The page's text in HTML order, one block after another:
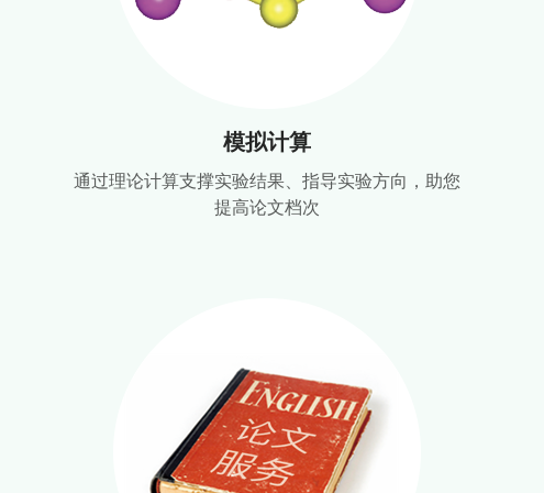
模拟计算
通过理论计算支撑实验结果、指导实验方向，助您
提高论文档次